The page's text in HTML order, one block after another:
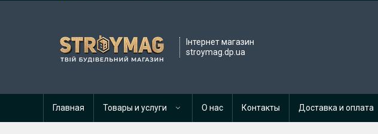
Інтернет магазин
stroymag.dp.ua
Главная Товары и услуги О нас Контакты Доставка и оплата